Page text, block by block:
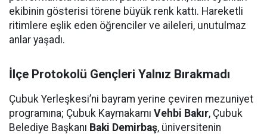
ekibinin gösterisi törene büyük renk kattı. Hareketli
ritimlere eşlik eden öğrenciler ve aileleri, unutulmaz
anlar yaşadı.
İlçe Protokolü Gençleri Yalnız Bırakmadı
Çubuk Yerleşkesi’ni bayram yerine çeviren mezuniyet
programına; Çubuk Kaymakamı Vehbi Bakır, Çubuk
Belediye Başkanı Baki Demirbaş, üniversitenin